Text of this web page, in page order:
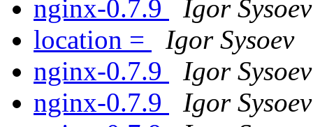
nginx-0.7.9
Igor Sysoev
location =
Igor Sysoev
nginx-0.7.9
Igor Sysoev
nginx-0.7.9
Igor Sysoev